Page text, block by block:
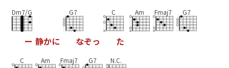
Dm7/G
ー 静かに
G7
なぞっ
C
た
Am Fmaj7 G7
C Am Fmaj7 G7 N.C.